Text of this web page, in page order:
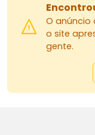
O anúncio
o site
gente.